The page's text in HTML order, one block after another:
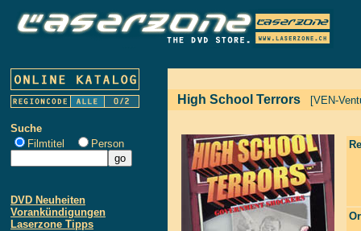
Suche
Filmtitel
Person
DVD Neuheiten
Vorankündigungen
Laserzone Tipps
High School Terrors [VEN-